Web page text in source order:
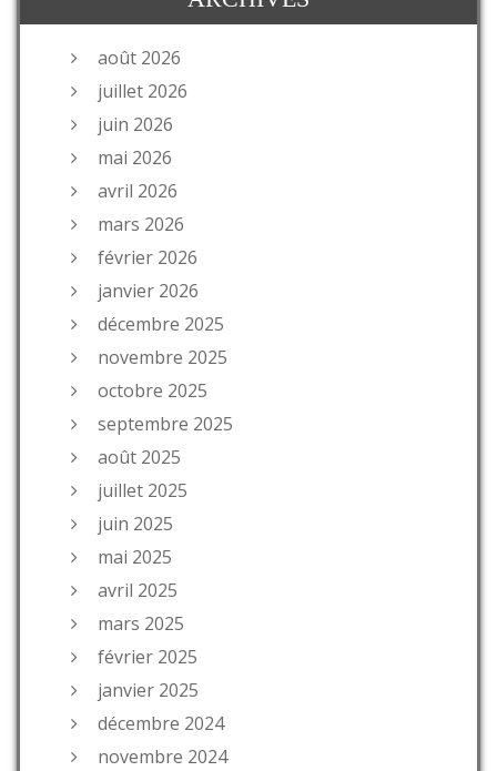
août 2026
juillet 2026
juin 2026
mai 2026
avril 2026
mars 2026
février 2026
janvier 2026
décembre 2025
novembre 2025
octobre 2025
septembre 2025
août 2025
juillet 2025
juin 2025
mai 2025
avril 2025
mars 2025
février 2025
janvier 2025
décembre 2024
novembre 2024